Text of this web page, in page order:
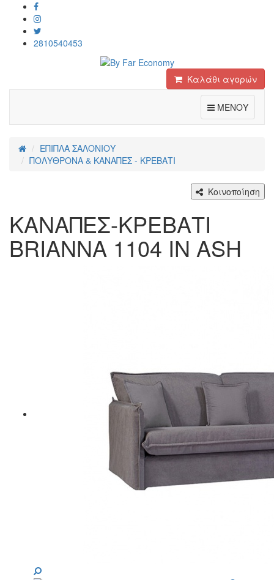
2810540453
Καλάθι αγορών
ΜΕΝΟΥ
ΕΠΙΠΛΑ ΣΑΛΟΝΙΟΥ
ΠΟΛΥΘΡΟΝΑ & ΚΑΝΑΠΕΣ - ΚΡΕΒΑΤΙ
Κοινοποίηση
ΚΑΝΑΠΕΣ-ΚΡΕΒΑΤΙ
BRIANNA 1104 IN ASH